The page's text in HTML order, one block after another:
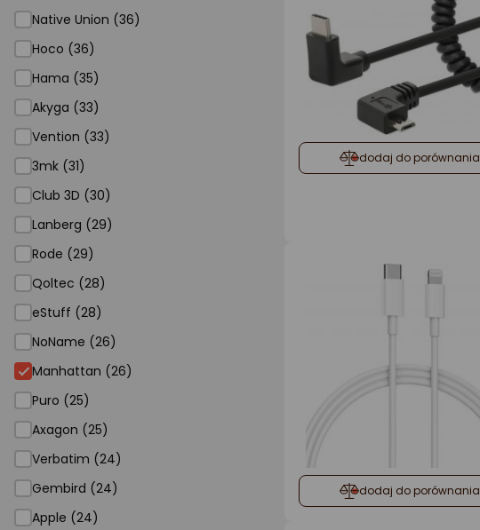
Native Union (36)
Hoco (36)
Hama (35)
Akyga (33)
Vention (33)
3mk (31)
Club 3D (30)
Lanberg (29)
Rode (29)
Qoltec (28)
eStuff (28)
NoName (26)
Manhattan (26)
Puro (25)
Axagon (25)
Verbatim (24)
Gembird (24)
Apple (24)
dodaj do porównania
dodaj do porównania